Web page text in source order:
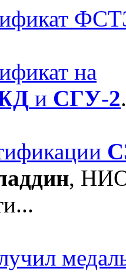
на
и СГУ-2
, НИО